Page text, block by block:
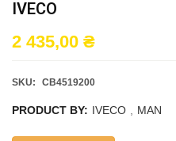
IVECO
2 435,00 ₴
SKU: CB4519200
PRODUCT BY: IVECO MAN